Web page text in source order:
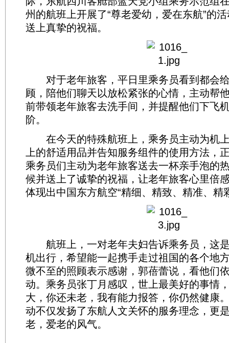
州的航班上开展了“尊老爱幼，爱在东航”的
送上真挚的祝福。
对于老年旅客，平日里乘务员看到都会
顾，陪他们聊天以放松紧张的心情，主动帮
前带领老年旅客去洗手间，并提醒他们下飞
阶。
在今天的特殊航班上，乘务员主动为机
上的舒适用品并告知服务组件的使用方法，
乘务员们主动为老年旅客送去一杯亲手泡的
候并送上了诚挚的祝福，让老年旅客心里倍
体现出中国东方航空“精细、精致、精准、精
航班上，一对老年夫妇告诉乘务员，这
机出行，希望能一起携手走过祖国的各个地
微不至的照顾表示感谢，郭蓓蕾说，看他们
动。乘务员张丁月感叹，世上最美好的事情
大，你还未老，我有能力报答，你仍然健康
动不仅发扬了东航人文关怀的服务理念，更
老，爱老的风气。